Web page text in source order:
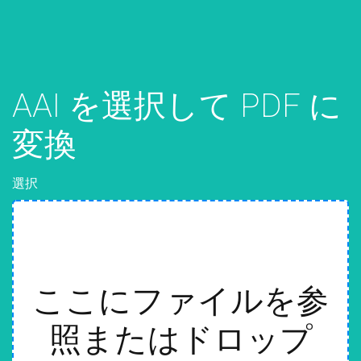
AAI を選択して PDF に
変換
選択
ここにファイルを参
照またはドロップ